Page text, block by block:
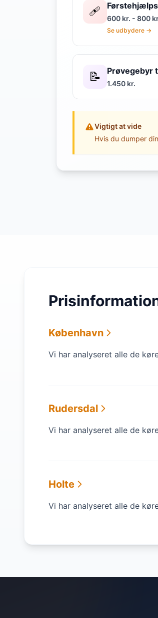
🩹 600 kr. - 800
Se udbydere →
📝 Prøvegebyr
1.450 kr.
Vigtigt at vide
Hvis du dumper
København
Vi har analyseret alle de
Rudersdal
Vi har analyseret alle de
Holte
Vi har analyseret alle de